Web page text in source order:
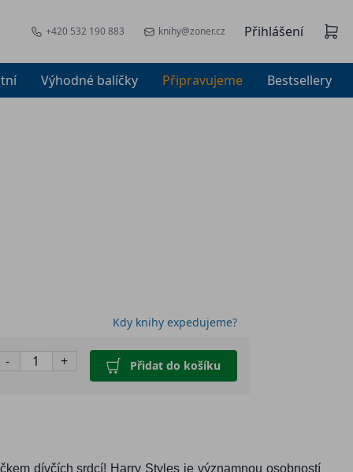
+420 532 190 883 knihy@zoner.cz Přihlášení
Výhodné balíčky Připravujeme Bestsellery
Kdy knihy expedujeme?
- + Přidat do košíku
dívčích srdcí! Harry Styles je významnou osobností